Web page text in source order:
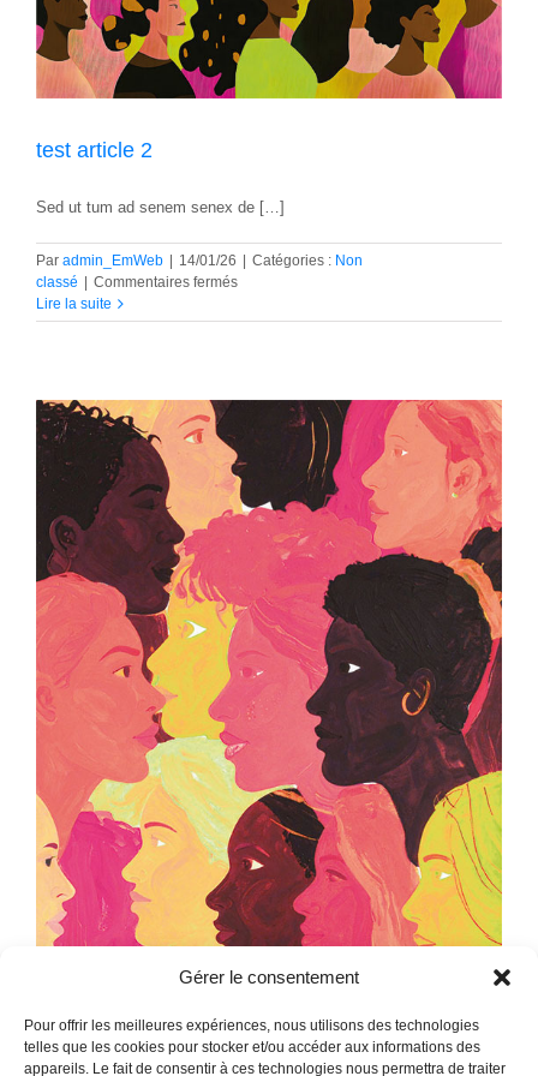
Gérer le consentement
Pour offrir les meilleures expériences, nous utilisons des technologies
telles que les cookies pour stocker et/ou accéder aux informations des
appareils. Le fait de consentir à ces technologies nous permettra de traiter
test article 2
Sed ut tum ad senem senex de […]
Par admin_EmWeb | 14/01/26 | Catégories : Non
classé | Commentaires ferméssur
article
Lire la suite
test article 1